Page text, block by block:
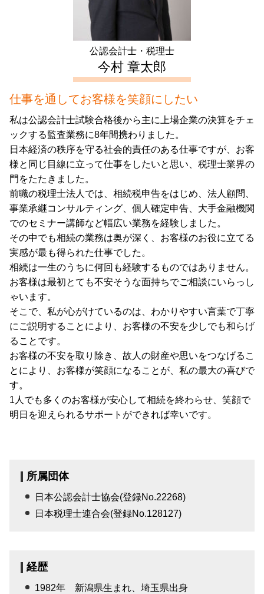
アパート経営 確定申告
相続 神奈川県 相談
相続 千葉県 会計士
生前対策 新宿区 会計士
不動産 確定申告 千葉県 会計士
公認会計士・税理士
今村 章太郎
仕事を通してお客様を笑顔にしたい
私は公認会計士試験合格後から主に上場企業の決算をチェ
ックする監査業務に8年間携わりました。
日本経済の秩序を守る社会的責任のある仕事ですが、お客
様と同じ目線に立って仕事をしたいと思い、税理士業界の
門をたたきました。
前職の税理士法人では、相続税申告をはじめ、法人顧問、
事業承継コンサルティング、個人確定申告、大手金融機関
でのセミナー講師など幅広い業務を経験しました。
その中でも相続の業務は奥が深く、お客様のお役に立てる
実感が最も得られた仕事でした。
相続は一生のうちに何回も経験するものではありません。
お客様は最初とても不安そうな面持ちでご相談にいらっし
ゃいます。
そこで、私が心がけているのは、わかりやすい言葉で丁寧
にご説明することにより、お客様の不安を少しでも和らげ
ることです。
お客様の不安を取り除き、故人の財産や思いをつなげるこ
とにより、お客様が笑顔になることが、私の最大の喜びで
す。
1人でも多くのお客様が安心して相続を終わらせ、笑顔で
明日を迎えられるサポートができれば幸いです。
所属団体
日本公認会計士協会(登録No.22268)
日本税理士連合会(登録No.128127)
経歴
1982年 新潟県生まれ、埼玉県出身